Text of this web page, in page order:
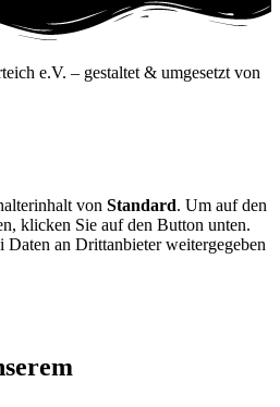
e.V. – gestaltet & umgesetzt von
von Standard. Um auf den
klicken Sie auf den Button unten.
Daten an Drittanbieter weitergegeben